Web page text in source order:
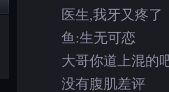
医生,我牙又疼了
鱼:生无可恋
大哥你道上混的
没有腹肌差评